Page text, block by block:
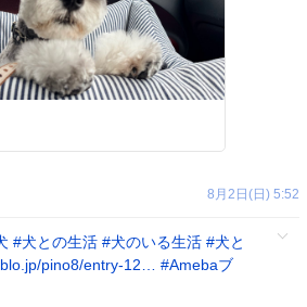
8月2日(日) 5:52
#犬との生活 #犬のいる生活 #犬と
pino8/entry-12… #Amebaブ